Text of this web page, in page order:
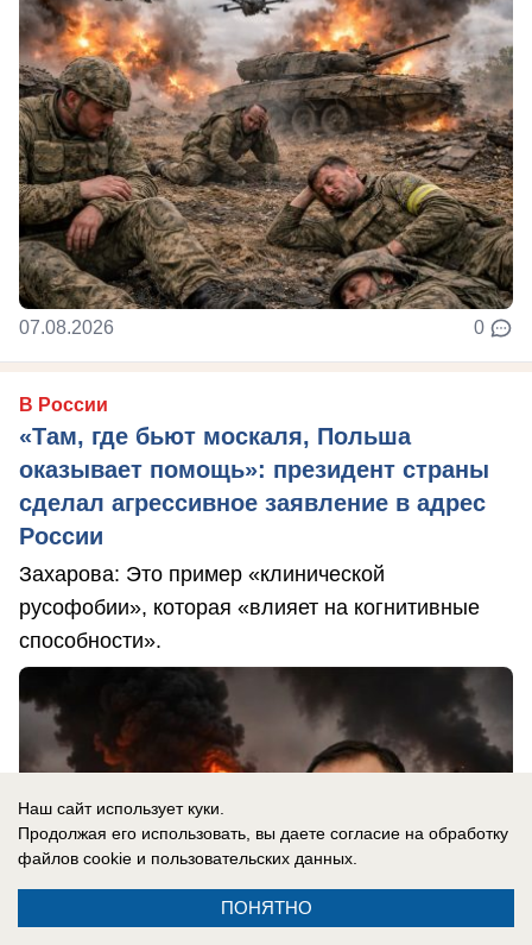
07.08.2026 0
В России
«Там, где бьют москаля, Польша
оказывает помощь»: президент страны
сделал агрессивное заявление в адрес
России
Захарова: Это пример «клинической
русофобии», которая «влияет на когнитивные
способности».
Наш сайт использует куки.
Продолжая его использовать, вы даете согласие на обработку
файлов cookie и пользовательских данных.
ПОНЯТНО